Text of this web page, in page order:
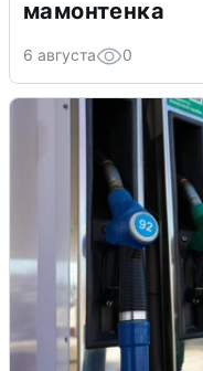
мамонтенка
6 августа 0